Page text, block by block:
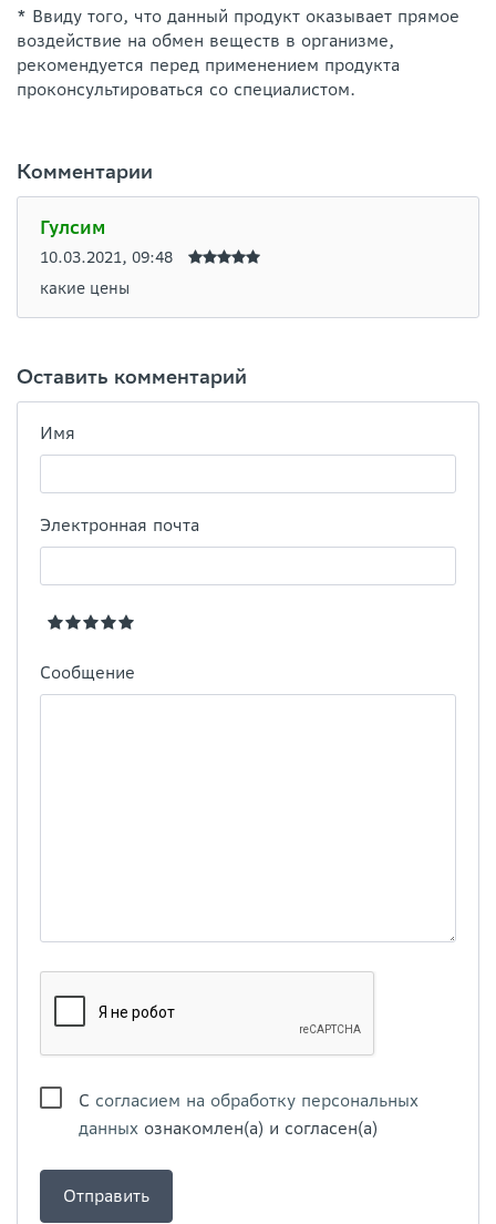
* Ввиду того, что данный продукт оказывает прямое
воздействие на обмен веществ в организме,
рекомендуется перед применением продукта
проконсультироваться со специалистом.
Комментарии
Гулсим
10.03.2021, 09:48
какие цены
Оставить комментарий
Имя
Электронная почта
Сообщение
С согласием на обработку персональных
данных ознакомлен(а) и согласен(а)